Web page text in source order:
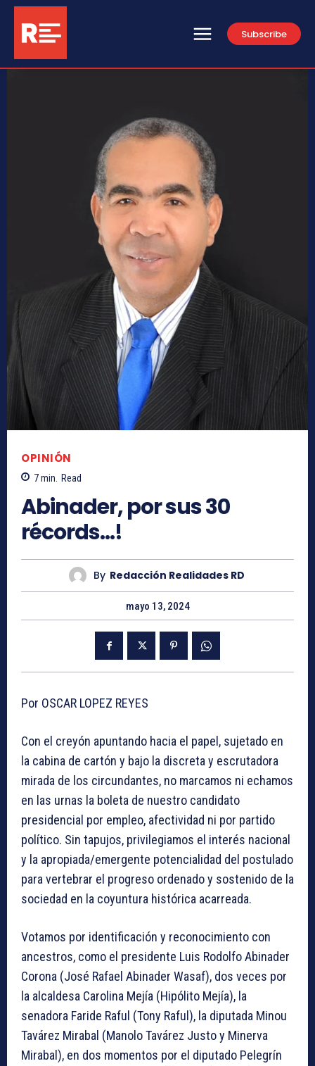
Subscribe
OPINIÓN
7min. Read
Abinader, por sus 30
récords…!
By Redacción Realidades RD
mayo 13, 2024
Por OSCAR LOPEZ REYES
Con el creyón apuntando hacia el papel, sujetado en
la cabina de cartón y bajo la discreta y escrutadora
mirada de los circundantes, no marcamos ni echamos
en las urnas la boleta de nuestro candidato
presidencial por empleo, afectividad ni por partido
político. Sin tapujos, privilegiamos el interés nacional
y la apropiada/emergente potencialidad del postulado
para vertebrar el progreso ordenado y sostenido de la
sociedad en la coyuntura histórica acarreada.
Votamos por identificación y reconocimiento con
ancestros, como el presidente Luis Rodolfo Abinader
Corona (José Rafael Abinader Wasaf), dos veces por
la alcaldesa Carolina Mejía (Hipólito Mejía), la
senadora Faride Raful (Tony Raful), la diputada Minou
Tavárez Mirabal (Manolo Tavárez Justo y Minerva
Mirabal), en dos momentos por el diputado Pelegrín